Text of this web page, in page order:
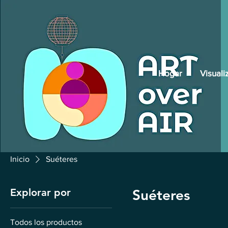
Hogar
Inicio Suéteres
Explorar por
Todos los productos
Suéteres